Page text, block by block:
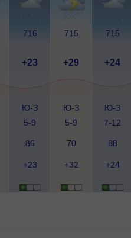
716 715 715
+23 +29 +24
Ю-З
5-9
Ю-З
5-9
Ю-З
7-12
86 70 88
+23 +32 +24